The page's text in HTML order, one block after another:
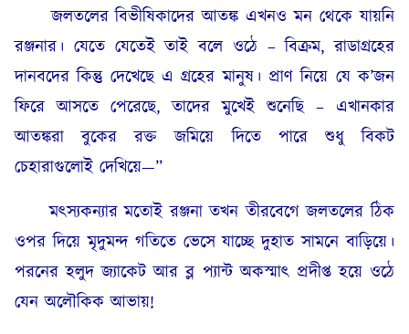
জলতলের বিভীষিকাদের আতঙ্ক এখনও মন থেকে যায়নি
রঞ্জনার। যেতে যেতেই তাই বলে ওঠে – বিক্রম, রাডাগ্রহের
দানবদের কিন্তু দেখেছে এ গ্রহের মানুষ। প্রাণ নিয়ে যে ক’জন
ফিরে আসতে পেরেছে, তাদের মুখেই শুনেছি – এখানকার
আতঙ্করা বুকের রক্ত জমিয়ে দিতে পারে শুধু বিকট
চেহারাগুলোই দেখিয়ে—”
মৎস্যকন্যার মতোই রঞ্জনা তখন তীরবেগে জলতলের ঠিক
ওপর দিয়ে মৃদুমন্দ গতিতে ভেসে যাচ্ছে দুহাত সামনে বাড়িয়ে।
পরনের হলুদ জ্যাকেট আর ব্ল প্যান্ট অকস্মাৎ প্ৰদীপ্ত হয়ে ওঠে
যেন অলৌকিক আভায়!